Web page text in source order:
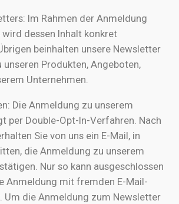
Im Rahmen der Anmeldung
dessen Inhalt konkret
beinhalten unsere Newsletter
Produkten, Angeboten,
Unternehmen.
Die Anmeldung zu unserem
per Double-Opt-In-Verfahren. Nach
Sie von uns ein E-Mail, in
die Anmeldung zu unserem
Nur so kann ausgeschlossen
Anmeldung mit fremden E-Mail-
Um die Anmeldung zum Newsletter